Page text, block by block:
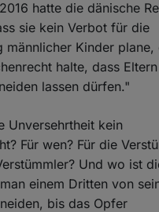
hatte die dänische
sie kein Verbot für die
männlicher Kinder plane,
halte, dass
lassen dürfen."
Unversehrtheit kein
Für wen? Für die
Und wo ist
einem Dritten von
bis das Opfer